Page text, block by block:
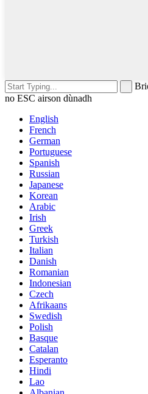
no ESC airson dùnadh
English
French
German
Portuguese
Spanish
Russian
Japanese
Korean
Arabic
Irish
Greek
Turkish
Italian
Danish
Romanian
Indonesian
Czech
Afrikaans
Swedish
Polish
Basque
Catalan
Esperanto
Hindi
Lao